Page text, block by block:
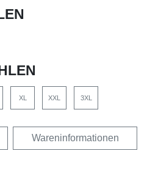
XL XXL 3XL
Wareninformationen